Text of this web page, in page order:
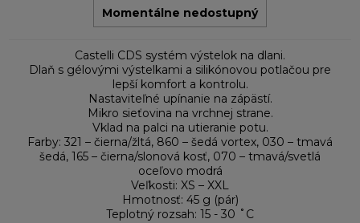
Momentálne nedostupný
Castelli CDS systém výstelok na dlani.
Dlaň s gélovými výstelkami a silikónovou potlačou pre
lepší komfort a kontrolu.
Nastaviteľné upínanie na zápästí.
Mikro sieťovina na vrchnej strane.
Vklad na palci na utieranie potu.
Farby: 321 – čierna/žltá, 860 – šedá vortex, 030 – tmavá
šedá, 165 – čierna/slonová kosť, 070 – tmavá/svetlá
oceľovo modrá
Veľkosti: XS – XXL
Hmotnosť: 45 g (pár)
Teplotný rozsah: 15 - 30 ˚C